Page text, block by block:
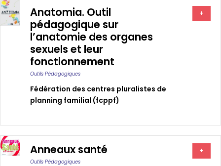
Anatomia. Outil
pédagogique sur
l’anatomie des organes
sexuels et leur
fonctionnement
Outils Pédagogiques
Fédération des centres pluralistes de
planning familial (fcppf)
+
Anneaux santé
Outils Pédagogiques
+